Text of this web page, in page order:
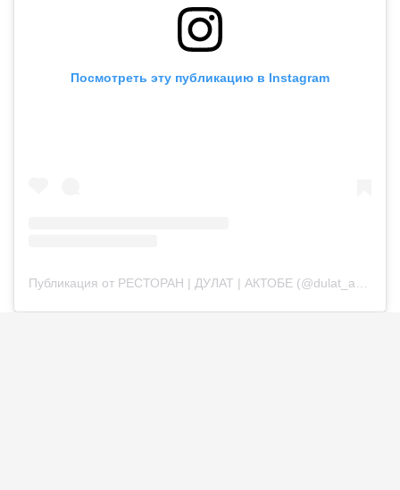
Посмотреть эту публикацию в Instagram
Публикация от РЕСТОРАН | ДУЛАТ | АКТОБЕ (@dulat_aqtobe)